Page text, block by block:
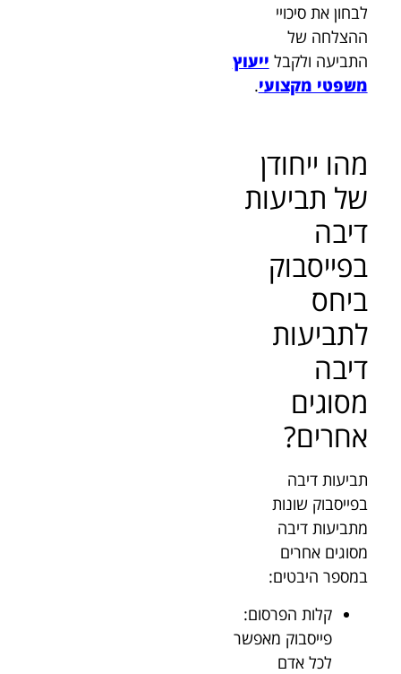
לבחון את סיכויי
ההצלחה של
התביעה ולקבל ייעוץ
משפטי מקצועי.
מהו ייחודן
של תביעות
דיבה
בפייסבוק
ביחס
לתביעות
דיבה
מסוגים
אחרים?
תביעות דיבה
בפייסבוק שונות
מתביעות דיבה
מסוגים אחרים
במספר היבטים:
קלות הפרסום:
פייסבוק מאפשר
לכל אדם